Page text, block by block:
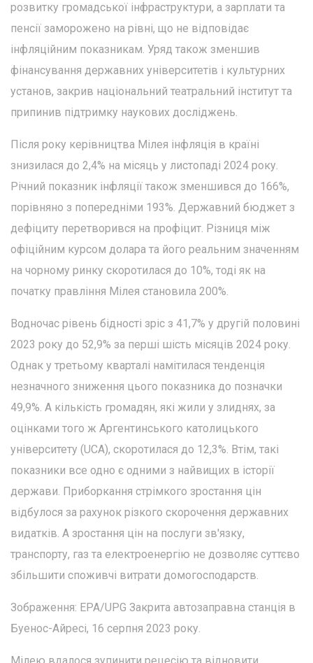
розвитку громадської інфраструктури, а зарплати та
пенсії заморожено на рівні, що не відповідає
інфляційним показникам. Уряд також зменшив
фінансування державних університетів і культурних
установ, закрив національний театральний інститут та
припинив підтримку наукових досліджень.
Після року керівництва Мілея інфляція в країні
знизилася до 2,4% на місяць у листопаді 2024 року.
Річний показник інфляції також зменшився до 166%,
порівняно з попередніми 193%. Державний бюджет з
дефіциту перетворився на профіцит. Різниця між
офіційним курсом долара та його реальним значенням
на чорному ринку скоротилася до 10%, тоді як на
початку правління Мілея становила 200%.
Водночас рівень бідності зріс з 41,7% у другій половині
2023 року до 52,9% за перші шість місяців 2024 року.
Однак у третьому кварталі намітилася тенденція
незначного зниження цього показника до позначки
49,9%. А кількість громадян, які жили у злиднях, за
оцінками того ж Аргентинського католицького
університету (UCA), скоротилася до 12,3%. Втім, такі
показники все одно є одними з найвищих в історії
держави. Приборкання стрімкого зростання цін
відбулося за рахунок різкого скорочення державних
видатків. А зростання цін на послуги зв'язку,
транспорту, газ та електроенергію не дозволяє суттєво
збільшити споживчі витрати домогосподарств.
Зображення: EPA/UPG Закрита автозаправна станція в
Буенос-Айресі, 16 серпня 2023 року.